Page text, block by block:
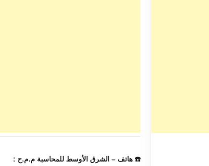
☎️ هاتف – الشرق الأوسط للمحاسبة م.م.ح :